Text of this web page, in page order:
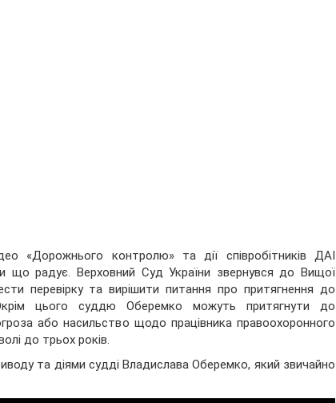
«Дорожнього контролю» та дії співробітників ДАІ
що радує. Верховний Суд України звернувся до Вищої
перевірку та вирішити питання про притягнення до
цього суддю Оберемко можуть притягнути до
або насильство щодо працівника правоохоронного
до трьох років.
та діями судді Владислава Оберемко, який звичайно